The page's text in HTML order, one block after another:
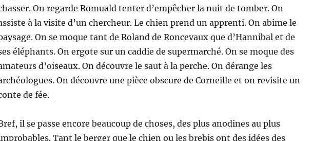
On regarde Romuald tenter d’empêcher la nuit de tomber. On
à la visite d’un chercheur. Le chien prend un apprenti. On abime le
On se moque tant de Roland de Roncevaux que d’Hannibal et de
éléphants. On ergote sur un caddie de supermarché. On se moque des
d’oiseaux. On découvre le saut à la perche. On dérange les
On découvre une pièce obscure de Corneille et on revisite un
de fée.
il se passe encore beaucoup de choses, des plus anodines au plus
Tant le berger que le chien ou les brebis ont des idées des